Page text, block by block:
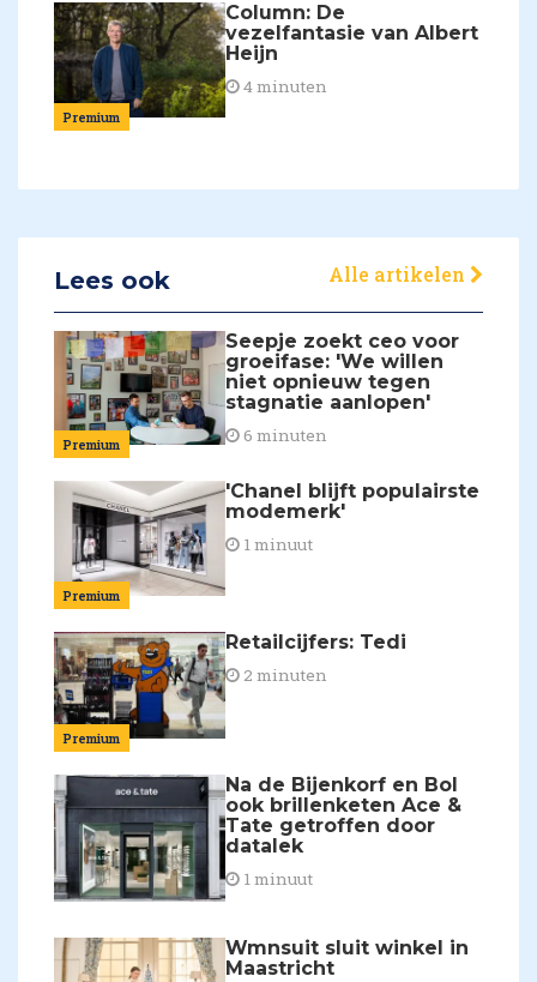
Premium
Column: De
vezelfantasie van Albert
Heijn
4 minuten
Lees ook Alle artikelen
Premium
Seepje zoekt ceo voor
groeifase: 'We willen
niet opnieuw tegen
stagnatie aanlopen'
6 minuten
Premium
'Chanel blijft populairste
modemerk'
1 minuut
Premium
Retailcijfers: Tedi
2 minuten
Na de Bijenkorf en Bol
ook brillenketen Ace &
Tate getroffen door
datalek
1 minuut
Wmnsuit sluit winkel in
Maastricht